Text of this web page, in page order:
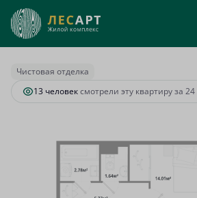
1-комнатная39.6 м
Ипотека от 33 815 руб.
Чистовая отделка
13 человексмотрели эту квартиру за 24